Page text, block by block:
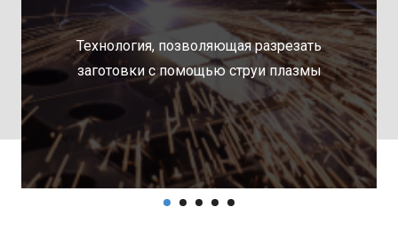
Технология, позволяющая разрезать
заготовки с помощью струи плазмы